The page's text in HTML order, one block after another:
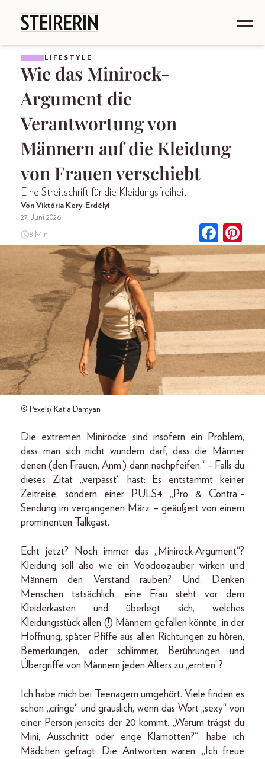
LIFESTYLE
Wie das Minirock-
Argument die
Verantwortung von
Männern auf die Kleidung
von Frauen verschiebt
Eine Streitschrift für die Kleidungsfreiheit
Von Viktória Kery-Erdélyi
27. Juni 2026
8 Min.
© Pexels/ Katia Damyan
Die extremen Miniröcke sind insofern ein Problem,
dass man sich nicht wundern darf, dass die Männer
denen (den Frauen, Anm.) dann nachpfeifen.“ – Falls du
dieses Zitat „verpasst“ hast: Es entstammt keiner
Zeitreise, sondern einer PULS4 „Pro & Contra“-
Sendung im vergangenen März – geäußert von einem
prominenten Talkgast.
Echt jetzt? Noch immer das „Minirock-Argument“?
Kleidung soll also wie ein Voodoozauber wirken und
Männern den Verstand rauben? Und: Denken
Menschen tatsächlich, eine Frau steht vor dem
Kleiderkasten und überlegt sich, welches
Kleidungsstück allen (!) Männern gefallen könnte, in der
Hoffnung, später Pfiffe aus allen Richtungen zu hören,
Bemerkungen, oder schlimmer, Berührungen und
Übergriffe von Männern jeden Alters zu „ernten“?
Ich habe mich bei Teenagern umgehört. Viele finden es
schon „cringe“ und grauslich, wenn das Wort „sexy“ von
einer Person jenseits der 20 kommt. „Warum trägst du
Mini, Ausschnitt oder enge Klamotten?“, habe ich
Mädchen gefragt. Die Antworten waren: „Ich freue